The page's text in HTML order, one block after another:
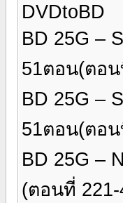
DVDtoBD
BD 25G –
51ตอน(ตอน
BD 25G –
51ตอน(ตอ
BD 25G –
(ตอนที่